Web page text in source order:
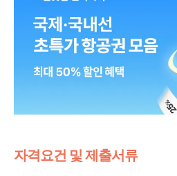
자격요건 및 제출서류